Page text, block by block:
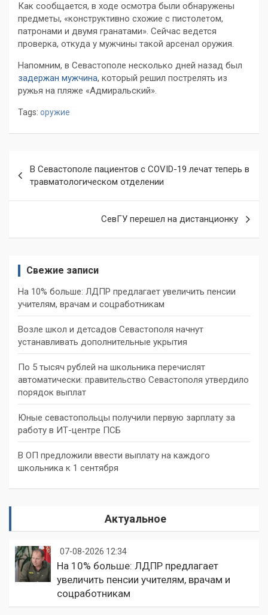
Как сообщается, в ходе осмотра были обнаружены
предметы, «конструктивно схожие с пистолетом,
патронами и двумя гранатами». Сейчас ведется
проверка, откуда у мужчины такой арсенал оружия.
Напомним, в Севастополе несколько дней назад был
задержан мужчина, который решил пострелять из
ружья на пляже «Адмиральский».
Tags: оружие
по
записям
В Севастополе пациентов с COVID-19 лечат теперь в
травматологическом отделении
СевГУ перешел на дистанционку
Свежие записи
На 10% больше: ЛДПР предлагает увеличить пенсии
учителям, врачам и соцработникам
Возле школ и детсадов Севастополя начнут
устанавливать дополнительные укрытия
По 5 тысяч рублей на школьника перечислят
автоматически: правительство Севастополя утвердило
порядок выплат
Юные севастопольцы получили первую зарплату за
работу в ИТ-центре ПСБ
В ОП предложили ввести выплату на каждого
школьника к 1 сентября
Актуальное
07-08-2026 12:34
На 10% больше: ЛДПР предлагает
увеличить пенсии учителям, врачам и
соцработникам